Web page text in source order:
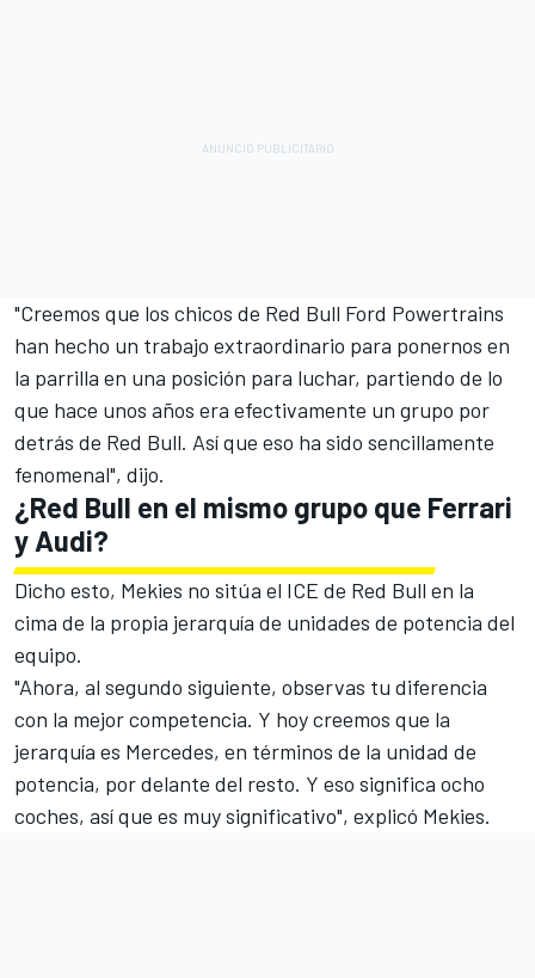
"Creemos que los chicos de Red Bull Ford Powertrains
han hecho un trabajo extraordinario para ponernos en
la parrilla en una posición para luchar, partiendo de lo
que hace unos años era efectivamente un grupo por
detrás de Red Bull. Así que eso ha sido sencillamente
fenomenal", dijo.
¿Red Bull en el mismo grupo que Ferrari
y Audi?
Dicho esto, Mekies no sitúa el ICE de Red Bull en la
cima de la propia jerarquía de unidades de potencia del
equipo.
"Ahora, al segundo siguiente, observas tu diferencia
con la mejor competencia. Y hoy creemos que la
jerarquía es Mercedes, en términos de la unidad de
potencia, por delante del resto. Y eso significa ocho
coches, así que es muy significativo", explicó Mekies.